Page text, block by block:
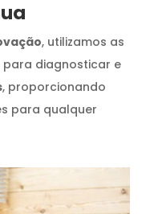
, utilizamos as
diagnosticar e
, proporcionando
para qualquer